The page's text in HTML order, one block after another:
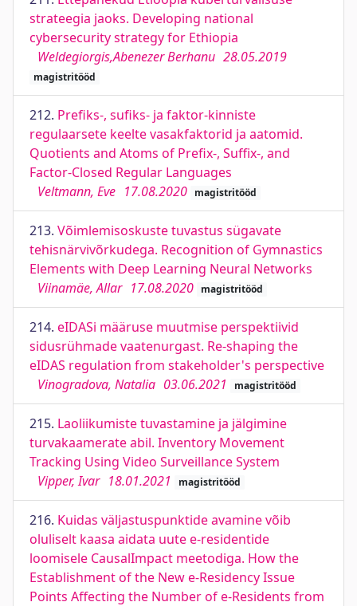
strateegia jaoks. Developing national
cybersecurity strategy for Ethiopia
Weldegiorgis,Abenezer Berhanu 28.05.2019
magistritööd
212. Prefiks-, sufiks- ja faktor-kinniste
regulaarsete keelte vasakfaktorid ja aatomid.
Quotients and Atoms of Prefix-, Suffix-, and
Factor-Closed Regular Languages
Veltmann, Eve 17.08.2020 magistritööd
213. Võimlemisoskuste tuvastus sügavate
tehisnärvivõrkudega. Recognition of Gymnastics
Elements with Deep Learning Neural Networks
Viinamäe, Allar 17.08.2020 magistritööd
214. eIDASi määruse muutmise perspektiivid
sidusrühmade vaatenurgast. Re-shaping the
eIDAS regulation from stakeholder's perspective
Vinogradova, Natalia 03.06.2021 magistritööd
215. Laoliikumiste tuvastamine ja jälgimine
turvakaamerate abil. Inventory Movement
Tracking Using Video Surveillance System
Vipper, Ivar 18.01.2021 magistritööd
216. Kuidas väljastuspunktide avamine võib
oluliselt kaasa aidata uute e-residentide
loomisele CausalImpact meetodiga. How the
Establishment of the New e-Residency Issue
Points Affecting the Number of e-Residents from